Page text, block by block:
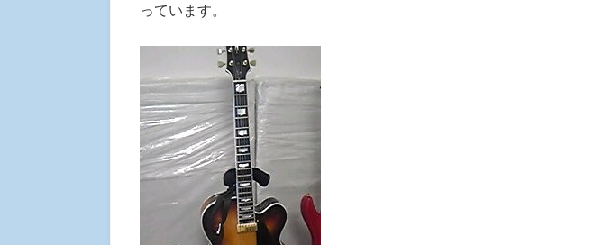
っています。